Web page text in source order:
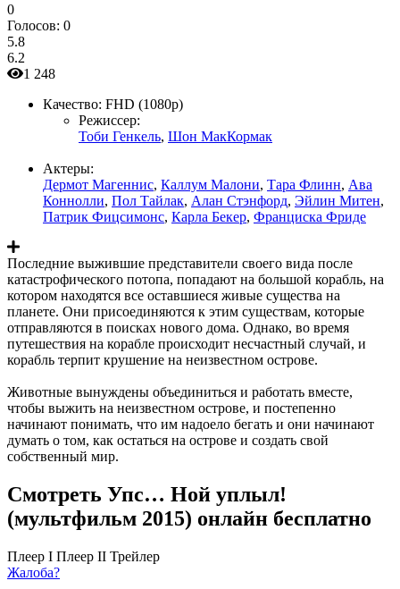
0
Голосов: 0
5.8
6.2
1 248
Качество: FHD (1080p)
Режиссер:
Тоби Генкель, Шон МакКормак
Актеры:
Дермот Магеннис, Каллум Малони, Тара Флинн, Ава
Коннолли, Пол Тайлак, Алан Стэнфорд, Эйлин Митен,
Патрик Фицсимонс, Карла Бекер, Франциска Фриде
Последние выжившие представители своего вида после
катастрофического потопа, попадают на большой корабль, на
котором находятся все оставшиеся живые существа на
планете. Они присоединяются к этим существам, которые
отправляются в поисках нового дома. Однако, во время
путешествия на корабле происходит несчастный случай, и
корабль терпит крушение на неизвестном острове.
Животные вынуждены объединиться и работать вместе,
чтобы выжить на неизвестном острове, и постепенно
начинают понимать, что им надоело бегать и они начинают
думать о том, как остаться на острове и создать свой
собственный мир.
Смотреть Упс… Ной уплыл!
(мультфильм 2015) онлайн бесплатно
Плеер I Плеер II Трейлер
Жалоба?